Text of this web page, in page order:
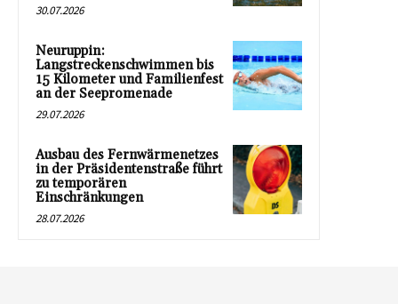
30.07.2026
Neuruppin:
Langstreckenschwimmen bis
15 Kilometer und Familienfest
an der Seepromenade
29.07.2026
Ausbau des Fernwärmenetzes
in der Präsidentenstraße führt
zu temporären
Einschränkungen
28.07.2026